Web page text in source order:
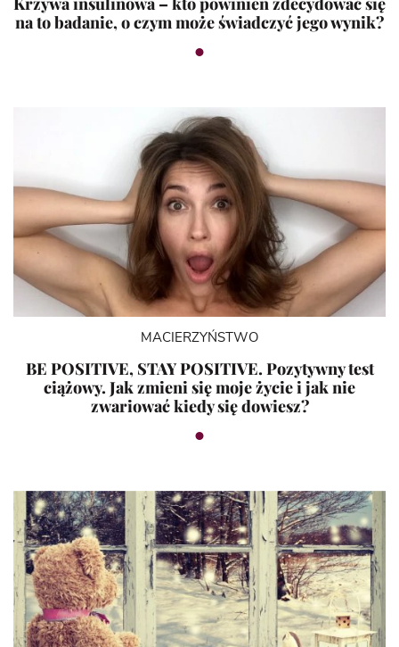
na to badanie, o czym może świadczyć jego wynik?
MACIERZYŃSTWO
BE POSITIVE, STAY POSITIVE. Pozytywny test
ciążowy. Jak zmieni się moje życie i jak nie
zwariować kiedy się dowiesz?